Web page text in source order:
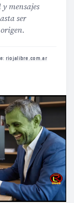
mensajes
ser
riojalibre.com.ar